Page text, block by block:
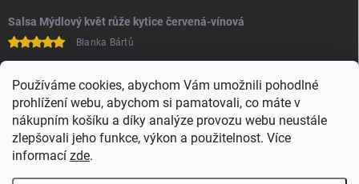
Používáme cookies, abychom Vám umožnili pohodlné
prohlížení webu, abychom si pamatovali, co máte v
nákupním košíku a díky analýze provozu webu neustále
zlepšovali jeho funkce, výkon a použitelnost. Více
informací zde.
Salsa Mýdlový květ růže kytice červená-vínová
Blanka Bártů